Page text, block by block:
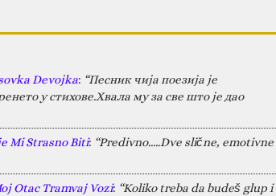
Devojka: “Песник чија поезија је
у стихове.Хвала му за све што је дао
Mi Strasno Biti: “Predivno.....Dve slične, emotivne
Otac Tramvaj Vozi: “Koliko treba da budeš glup i